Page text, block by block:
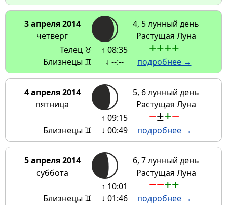
3 апреля 2014
четверг
4, 5 лунный день
Растущая Луна
Телец ♉
Близнецы ♊
↑ 08:35
↓ --:--
++++
подробнее →
4 апреля 2014
пятница
5, 6 лунный день
Растущая Луна
Близнецы ♊
↑ 09:15
↓ 00:49
−±+−
подробнее →
5 апреля 2014
суббота
6, 7 лунный день
Растущая Луна
Близнецы ♊
↑ 10:01
↓ 01:46
−−++
подробнее →